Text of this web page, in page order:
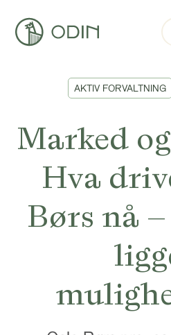
AKTIV FORVALTNING
Marked
Hva
Børs nå